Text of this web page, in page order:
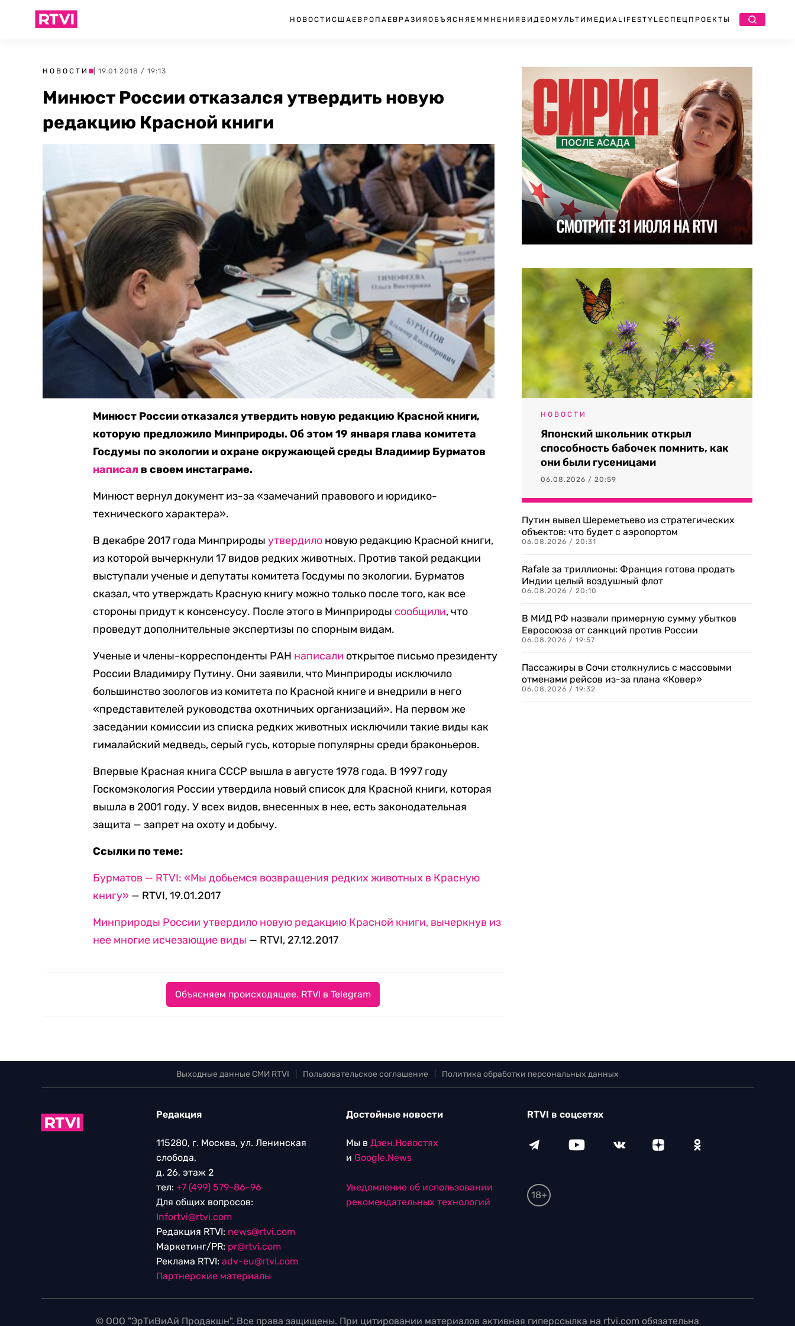
НОВОСТИ США ЕВРОПА ЕВРАЗИЯ ОБЪЯСНЯЕМ МНЕНИЯ ВИДЕО МУЛЬТИМЕДИА LIFESTYLEСПЕЦПРОЕКТЫ
НОВОСТИ | 19.01.2018 / 19:13
Минюст России отказался утвердить новую
редакцию Красной книги
Минюст России отказался утвердить новую редакцию Красной книги,
которую предложило Минприроды. Об этом 19 января глава комитета
Госдумы по экологии и охране окружающей среды Владимир Бурматов
написал в своем инстаграме.
Минюст вернул документ из-за «замечаний правового и юридико-
технического характера».
В декабре 2017 года Минприродыутвердило новую редакцию Красной книги,
из которой вычеркнули 17 видов редких животных. Против такой редакции
выступали ученые и депутаты комитета Госдумы по экологии. Бурматов
сказал, что утверждать Красную книгу можно только после того, как все
стороны придут к консенсусу. После этого в Минприроды сообщили, что
проведут дополнительные экспертизы по спорным видам.
Ученые и члены-корреспонденты РАН написали открытое письмо президенту
России Владимиру Путину. Они заявили, что Минприроды исключило
большинство зоологов из комитета по Красной книге и внедрили в него
«представителей руководства охотничьих организаций». На первом же
заседании комиссии из списка редких животных исключили такие виды как
гималайский медведь, серый гусь, которые популярны среди браконьеров.
Впервые Красная книга СССР вышла в августе 1978 года. В 1997 году
Госкомэкология России утвердила новый список для Красной книги, которая
вышла в 2001 году. У всех видов, внесенных в нее, есть законодательная
защита — запрет на охоту и добычу.
Ссылки по теме:
Бурматов — RTVI: «Мы добьемся возвращения редких животных в Красную
книгу» — RTVI, 19.01.2017
Минприроды России утвердило новую редакцию Красной книги, вычеркнув из
нее многие исчезающие виды — RTVI, 27.12.2017
Объясняем происходящее. RTVI в Telegram
НОВОСТИ
Японский школьник открыл
способность бабочек помнить, как
они были гусеницами
06.08.2026 / 20:59
Путин вывел Шереметьево из стратегических
объектов: что будет с аэропортом
06.08.2026 / 20:31
Rafale за триллионы: Франция готова продать
Индии целый воздушный флот
06.08.2026 / 20:10
В МИД РФ назвали примерную сумму убытков
Евросоюза от санкций против России
06.08.2026 / 19:57
Пассажиры в Сочи столкнулись с массовыми
отменами рейсов из-за плана «Ковер»
06.08.2026 / 19:32
Выходные данные СМИ RTVI Пользовательское соглашение Политика обработки персональных данных
Редакция
115280, г. Москва, ул. Ленинская
слобода,
д. 26, этаж 2
тел: +7 (499) 579-86-96
Для общих вопросов:
Infortvi@rtvi.com
Редакция RTVI: news@rtvi.com
Маркетинг/PR: pr@rtvi.com
Реклама RTVI: adv-eu@rtvi.com
Партнерские материалы
Достойные новости
Мы в Дзен.Новостях
и Google.News
Уведомление об использовании
рекомендательных технологий
RTVI в соцсетях
18+
© ООО "ЭрТиВиАй Продакшн". Все права защищены. При цитировании материалов активная гиперссылка на rtvi.com обязательна